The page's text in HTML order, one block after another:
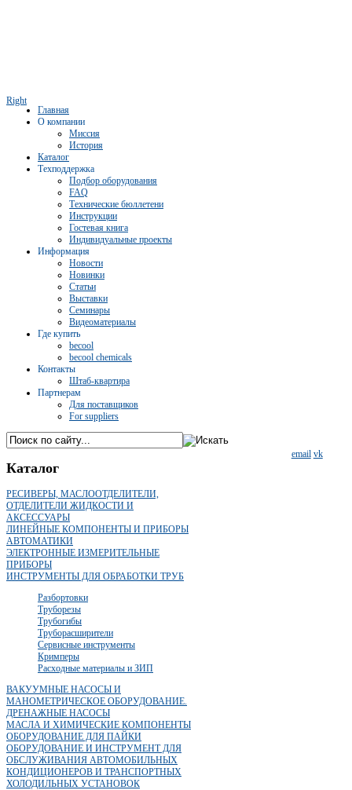
Right
Главная
О компании
Миссия
История
Каталог
Техподдержка
Подбор оборудования
FAQ
Технические бюллетени
Инструкции
Гостевая книга
Индивидуальные проекты
Информация
Новости
Новинки
Статьи
Выставки
Семинары
Видеоматериалы
Где купить
becool
becool chemicals
Контакты
Штаб-квартира
Партнерам
Для поставщиков
For suppliers
email vk
Каталог
РЕСИВЕРЫ, МАСЛООТДЕЛИТЕЛИ,
ОТДЕЛИТЕЛИ ЖИДКОСТИ И
АКСЕССУАРЫ
ЛИНЕЙНЫЕ КОМПОНЕНТЫ И ПРИБОРЫ
АВТОМАТИКИ
ЭЛЕКТРОННЫЕ ИЗМЕРИТЕЛЬНЫЕ
ПРИБОРЫ
ИНСТРУМЕНТЫ ДЛЯ ОБРАБОТКИ ТРУБ
Разбортовки
Труборезы
Трубогибы
Труборасширители
Сервисные инструменты
Кримперы
Расходные материалы и ЗИП
ВАКУУМНЫЕ НАСОСЫ И
МАНОМЕТРИЧЕСКОЕ ОБОРУДОВАНИЕ.
ДРЕНАЖНЫЕ НАСОСЫ
МАСЛА И ХИМИЧЕСКИЕ КОМПОНЕНТЫ
ОБОРУДОВАНИЕ ДЛЯ ПАЙКИ
ОБОРУДОВАНИЕ И ИНСТРУМЕНТ ДЛЯ
ОБСЛУЖИВАНИЯ АВТОМОБИЛЬНЫХ
КОНДИЦИОНЕРОВ И ТРАНСПОРТНЫХ
ХОЛОДИЛЬНЫХ УСТАНОВОК